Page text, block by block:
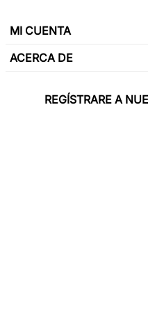
MI CUENTA
ACERCA DE
REGÍSTRARE A